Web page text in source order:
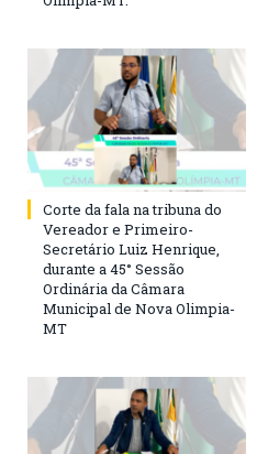
Corte da fala na tribuna do
Vereador e Primeiro-
Secretário Luiz Henrique,
durante a 45° Sessão
Ordinária da Câmara
Municipal de Nova Olimpia-
MT